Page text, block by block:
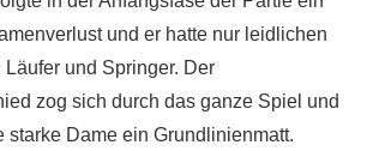
und er hatte nur leidlichen
und Springer. Der
zog sich durch das ganze Spiel und
starke Dame ein Grundlinienmatt.